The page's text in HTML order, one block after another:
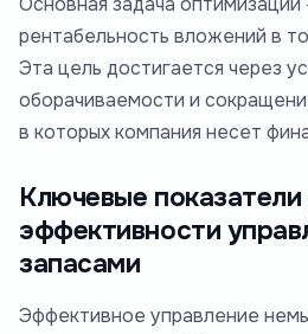
рентабельность вложений в
Эта цель достигается через
оборачиваемости и
в которых компания несет
Ключевые
эффективности
запасами
Эффективное управление